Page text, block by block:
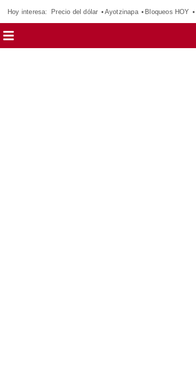
Hoy interesa: Precio del dólar Ayotzinapa Bloqueos HOY